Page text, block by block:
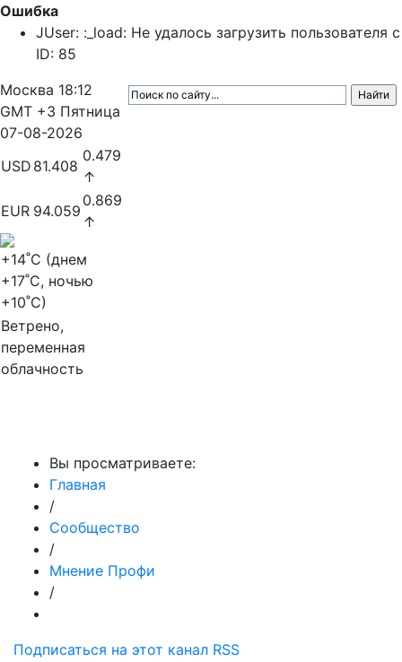
Ошибка
JUser: :_load: Не удалось загрузить пользователя с
ID: 85
Москва 18:12
GMT +3 Пятница
07-08-2026
USD 81.408
0.479
↑
EUR 94.059
0.869
↑
+14˚C (днем
+17˚C, ночью
+10˚C)
Ветрено,
переменная
облачность
Вы просматриваете:
Главная
/
Сообщество
/
Мнение Профи
/
Подписаться на этот канал RSS